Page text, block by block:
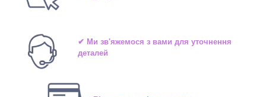
✔ Ми зв'яжемося з вами для уточнення
деталей